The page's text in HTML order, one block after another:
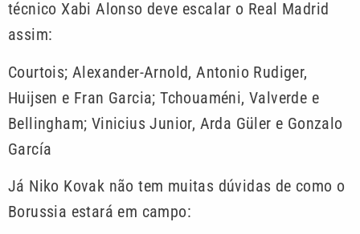
técnico Xabi Alonso deve escalar o Real Madrid
assim:
Courtois; Alexander-Arnold, Antonio Rudiger,
Huijsen e Fran Garcia; Tchouaméni, Valverde e
Bellingham; Vinicius Junior, Arda Güler e Gonzalo
García
Já Niko Kovak não tem muitas dúvidas de como o
Borussia estará em campo: